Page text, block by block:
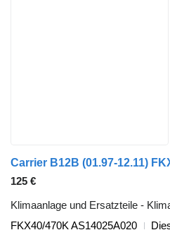
125 €
Klimaanlage und Ersatzteile -
FKX40/470K AS14025A020